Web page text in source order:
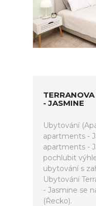
- JASMINE
Ubytování
apartments -
apartments -
pochlubit
ubytování s
Ubytování
- Jasmine se
(Řecko).